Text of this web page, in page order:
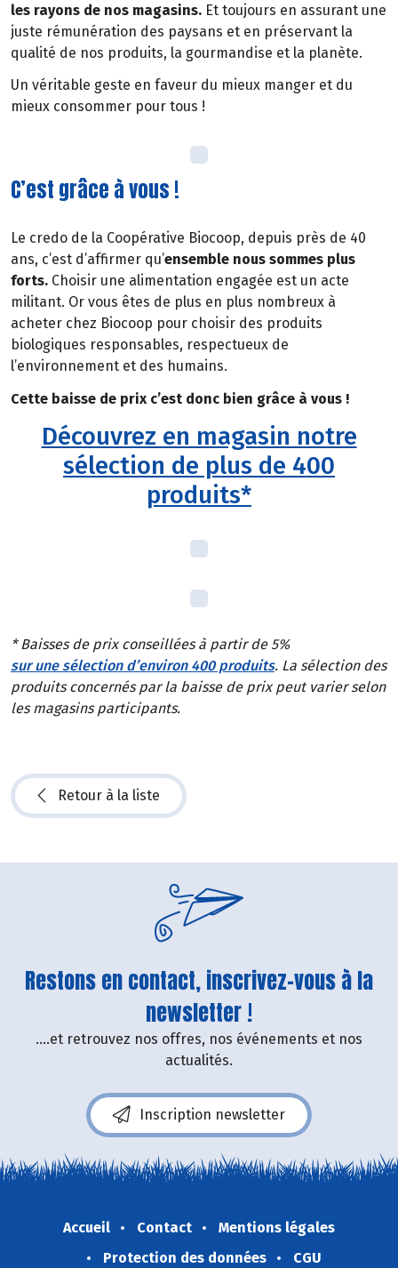
les rayons de nos magasins. Et toujours en assurant une
juste rémunération des paysans et en préservant la
qualité de nos produits, la gourmandise et la planète.
Un véritable geste en faveur du mieux manger et du
mieux consommer pour tous !
C’est grâce à vous !
Le credo de la Coopérative Biocoop, depuis près de 40
ans, c’est d’affirmer qu’ensemble nous sommes plus
forts. Choisir une alimentation engagée est un acte
militant. Or vous êtes de plus en plus nombreux à
acheter chez Biocoop pour choisir des produits
biologiques responsables, respectueux de
l’environnement et des humains.
Cette baisse de prix c’est donc bien grâce à vous !
Découvrez en magasin notre
sélection de plus de 400
produits*
* Baisses de prix conseillées à partir de 5%
sur une sélection d’environ 400 produits. La sélection des
produits concernés par la baisse de prix peut varier selon
les magasins participants.
Retour à la liste
Restons en contact, inscrivez-vous à la
newsletter !
....et retrouvez nos offres, nos événements et nos
actualités.
Inscription newsletter
Accueil Contact
Mentions légales
Protection des données
CGU